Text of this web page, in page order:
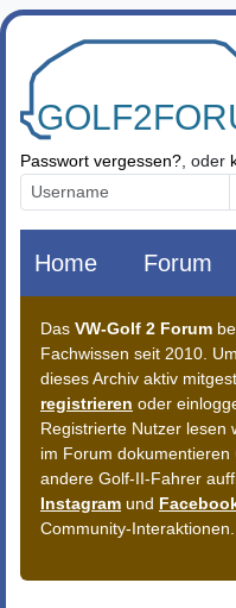
Zum Inhalt springen
Passwort vergessen? , oder
Home Forum
Das VW-Golf 2 Forum
Fachwissen seit 2010.
dieses Archiv aktiv
registrieren oder
Registrierte Nutzer lesen
im Forum
andere Golf-II-Fahrer
Instagram und
Community-Interaktionen.